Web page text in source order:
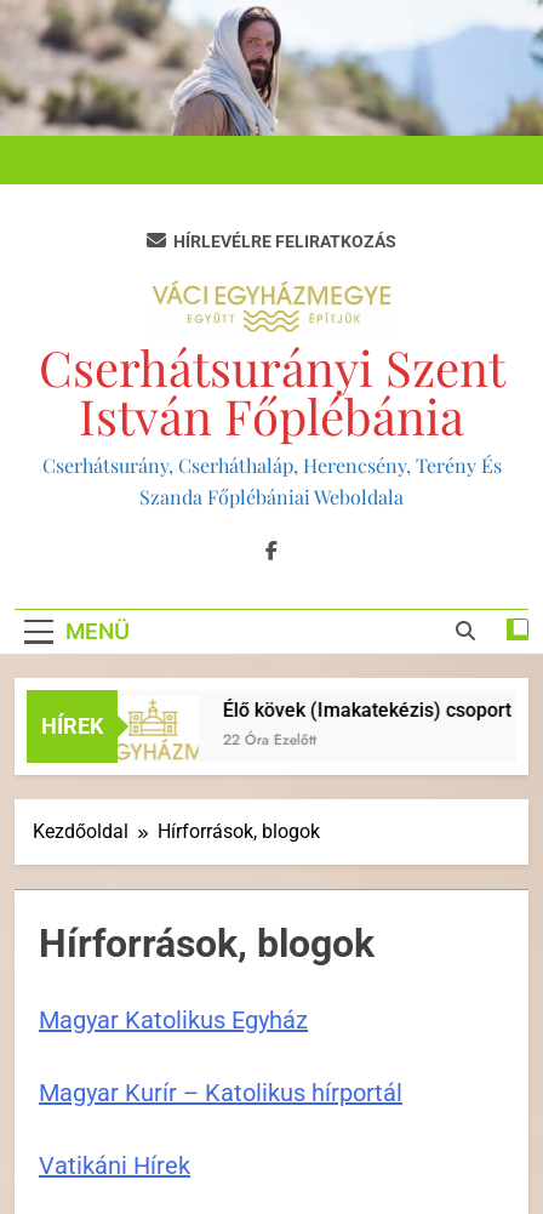
Ugrás
tartalomra
Cserhátsurányi Szent
István Főplébánia
Cserhátsurány, Cserháthaláp, Herencsény, Terény És
Szanda Főplébániai Weboldala
HÍRLEVÉLRE FELIRATKOZÁS
MENÜ
HÍREK
Élő kövek (Imakatekézis) csoport indul
22 Óra Ezelőtt
Kezdőoldal Hírforrások, blogok
Hírforrások, blogok
Magyar Katolikus Egyház
Magyar Kurír – Katolikus hírportál
Vatikáni Hírek